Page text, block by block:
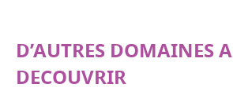
D’AUTRES DOMAINES A
DECOUVRIR